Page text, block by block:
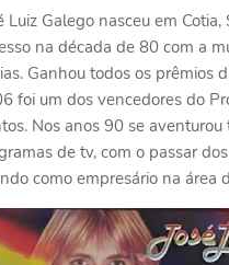
Luiz Galego nasceu em
na década de 80 com a
Ganhou todos os prêmios
foi um dos vencedores do
Nos anos 90 se
de tv, com o passar
como empresário na área